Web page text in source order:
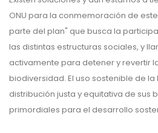
ONU para la conmemoración de
parte del plan" que busca la
las distintas estructuras sociales, y
activamente para detener y revertir
biodiversidad. El uso sostenible de
distribución justa y equitativa de sus
primordiales para el desarrollo